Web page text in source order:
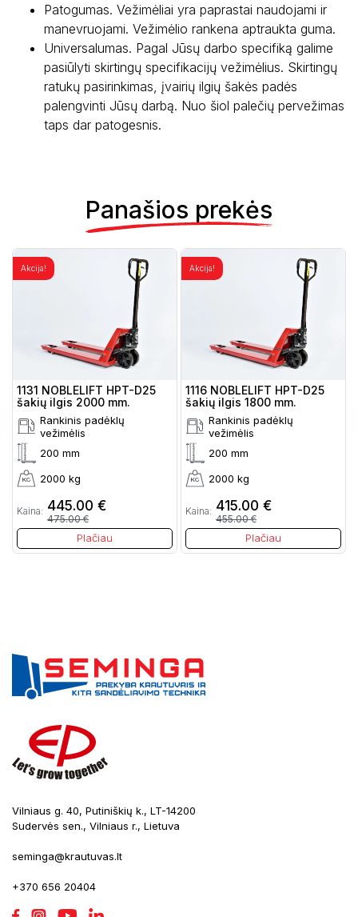
Patogumas. Vežimėliai yra paprastai naudojami ir
manevruojami. Vežimėlio rankena aptraukta guma.
Universalumas. Pagal Jūsų darbo specifiką galime
pasiūlyti skirtingų specifikacijų vežimėlius. Skirtingų
ratukų pasirinkimas, įvairių ilgių šakės padės
palengvinti Jūsų darbą. Nuo šiol palečių pervežimas
taps dar patogesnis.
Panašios prekės
Akcija!
1131 NOBLELIFT HPT-D25
šakių ilgis 2000 mm.
Rankinis padėklų
vežimėlis
200 mm
2000 kg
Kaina: 445.00 €
475.00 €
Plačiau
Akcija!
1116 NOBLELIFT HPT-D25
šakių ilgis 1800 mm.
Rankinis padėklų
vežimėlis
200 mm
2000 kg
Kaina: 415.00 €
455.00 €
Plačiau
Vilniaus g. 40, Putiniškių k., LT-14200
Sudervės sen., Vilniaus r., Lietuva
seminga@krautuvas.lt
+370 656 20404